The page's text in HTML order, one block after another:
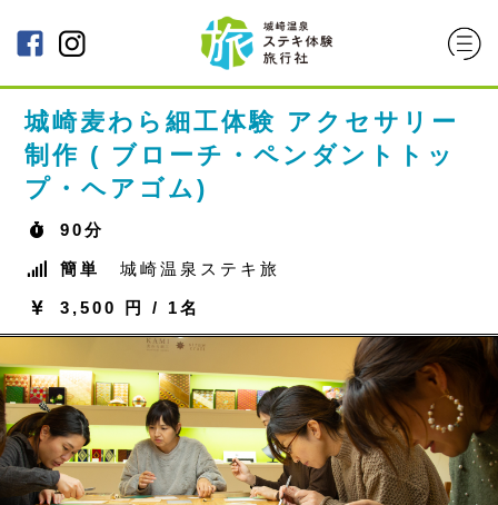
城崎麦わら細工体験 アクセサリー
制作 ( ブローチ・ペンダントトッ
プ・ヘアゴム)
90分
簡単 城崎温泉ステキ旅
3,500 円 / 1名